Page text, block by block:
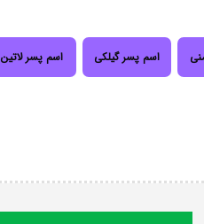
اسم پسر گیلکی اسم پسر لاتین